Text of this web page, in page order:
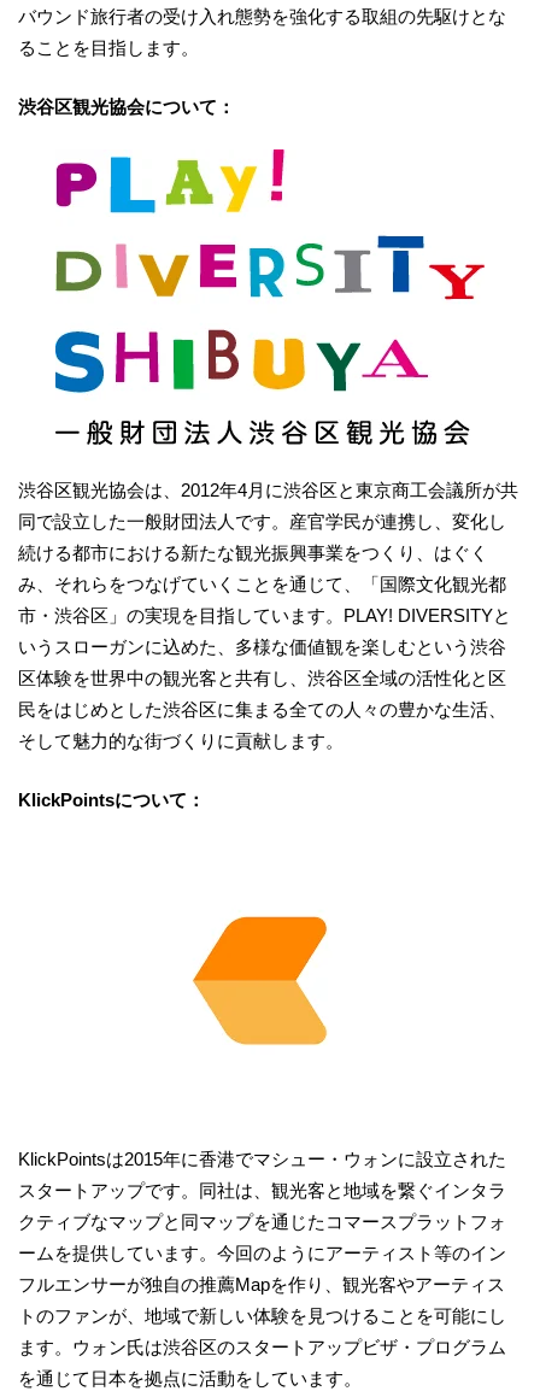
バウンド旅行者の受け入れ態勢を強化する取組の先駆けとな
ることを目指します。
渋谷区観光協会について：
渋谷区観光協会は、2012年4月に渋谷区と東京商工会議所が共
同で設立した一般財団法人です。産官学民が連携し、変化し
続ける都市における新たな観光振興事業をつくり、はぐく
み、それらをつなげていくことを通じて、「国際文化観光都
市・渋谷区」の実現を目指しています。PLAY! DIVERSITYと
いうスローガンに込めた、多様な価値観を楽しむという渋谷
区体験を世界中の観光客と共有し、渋谷区全域の活性化と区
民をはじめとした渋谷区に集まる全ての人々の豊かな生活、
そして魅力的な街づくりに貢献します。
KlickPointsについて：
KlickPointsは2015年に香港でマシュー・ウォンに設立された
スタートアップです。同社は、観光客と地域を繋ぐインタラ
クティブなマップと同マップを通じたコマースプラットフォ
ームを提供しています。今回のようにアーティスト等のイン
フルエンサーが独自の推薦Mapを作り、観光客やアーティス
トのファンが、地域で新しい体験を見つけることを可能にし
ます。ウォン氏は渋谷区のスタートアップビザ・プログラム
を通じて日本を拠点に活動をしています。